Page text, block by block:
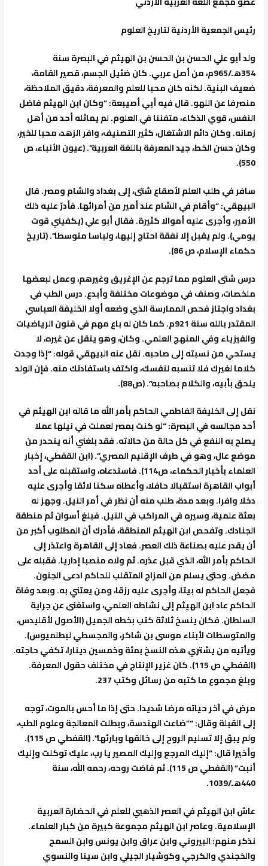
رئيس الجمعية الأردنية لتاريخ العلوم
ولد أبو علي الحسن بن الحسن بن الهيثم في البصرة سنة
354هـ/965م، من أصل عربي. كان ضئيل الجسم، قصير القامة،
ضعيف البنية. لكنه كان محبا للعلم والمعرفة، دقيق الملاحظة،
منصرفا عن اللهو. قال فيه أبي أصيبعة: “وكان ابن الهيثم فاضل
النفس، قوي الذكاء، متفننا في العلوم. لم يماثله أحد من أهل
زمانه. وكان دائم الاشتغال، كثير التصنيف، وافر الزهد، محبا للخير،
وكان حسن الخط، جيد المعرفة باللغة العربية”. (عيون الأنباء، ص
550).
سافر في طلب العلم لأصقاع شتى، إلى بغداد والشام ومصر. قال
البيهقي: “وأقام في الشام عند أمير من أمرائها. فأدرّ عليه ذلك
الأمير، وأجرى عليه أموالا كثيرة. فقال أبو علي (يكفيني قوت
يومي). ولم يقبل إلا نفقة احتاج إليها، ولباسا متوسطا”. (تاريخ
حكماء الإسلام، ص 86).
درس شتى العلوم مما ترجم عن الإغريق وغيرهم، وعمل لبعضها
ملخصات، وصنف في موضوعات مختلفة وأبدع. درس الطب في
بغداد واجتاز فحص الممارسة الذي وضعه أولا الخليفة العباسي
المقتدر بالله سنة 921م. كما كان له باع مهم في فنون الرياضيات
والفيزياء وفي المنهج العلمي. وكان، وهو ينقل عن غيره، لا
يستحي من نسبته إلى صاحبه. نقل عنه البيهقي قوله: “إذا وجدت
كلاما لغيرك فلا تنسبه لنفسك، واكتف باستفادتك منه. فإن الولد
يلحق بأبيه، والكلام بصاحبه”. (ص88).
نقل إلى الخليفة الفاطمي الحاكم بأمر الله ما قاله ابن الهيثم في
أحد مجالسه في البصرة: “لو كنت بمصر لعملت في نيلها عملا
يصلح به النفع في كل حالة من حالاته. فقد بلغني أنه ينحدر من
موضع عال، وهو في طرف الإقليم المصري”. (ابن القفطي، إخبار
العلماء بأخبار الحكماء، ص114). فاستدعاه، واستقبله على أحد
أبواب القاهرة استقبالا حافلا، وأعطاه سكنا لائقا وأجرى عليه
دخلا وافرا. وبعد مدة، طلب منه أن نظر في أمر النيل. وجهز له
بعثة علمية، وسيره في المراكب في النيل. فبلغ أسوان ثم منطقة
الجنادك. وتفحص ابن الهيثم المنطقة، فأدرك أن المطلوب أكبر من
أن يقدر عليه بصناعة ذلك العصر. فعاد إلى القاهرة واعتذر إلى
الحاكم بأمر الله، الذي قبل عذره. ثم ولاه منصبا إداريا. فقبله على
مضض. وحتى يسلم من المزاج المتقلب للحاكم ادعى الجنون.
فجعل الحاكم له بيتا، وأجرى عليه رزقا، ومن يعتني به. وبعد وفاة
الحاكم عاد ابن الهيثم إلى نشاطه العلمي، واستغنى عن جراية
السلطان. فكان ينسخ ثلاثة كتب بخطه الجميل (الأصول لأقليدس،
والمتوسطات لأبناء موسى بن شاكر، والمجسطي لبطلميوس).
ويأتيه من يشتري هذه النسخ بمئة وخمسين دينارا، تكفي حاجته.
(القفطي ص 115). كان غزير الإنتاج في مختلف حقول المعرفة.
وبلغ مجموع ما كتبه من رسائل وكتب 237.
مرض في آخر حياته مرضا شديدا. حتى إذا ما أحس بالموت، توجه
إلى القبلة وقال: “”ضاعت الهندسة، وبطلت المعالجة وعلوم الطب،
ولم يبقَ إلا تسليم الروح إلى خالقها وبارئها”. (القفطي ص 115).
وأخيرا قال: “إليك المرجع وإليك المصير يا رب، عليك توكلت وإليك
أنبت” (القفطي ص 115). ثم فاضت روحه، رحمه الله، سنة
440هـ/1039.
عاش ابن الهيثم في العصر الذهبي للعلم في الحضارة العربية
الإسلامية. وعاصر ابن الهيثم مجموعة كبيرة من كبار العلماء.
نذكر منهم: البيروني وابن عراق وابن يونس وابن السمح
والخجندي والكرجي وكوشيار الجيلي وابن سينا والنسوي